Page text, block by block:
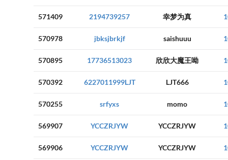
571409 2194739257 幸梦为真
570978 jbksjbrkjf saishuuu
570895 17736513023 欣欣大魔王呦
570392 6227011999LJT LJT666
570255 srfyxs momo
569907 YCCZRJYW YCCZRJYW
569906 YCCZRJYW YCCZRJYW